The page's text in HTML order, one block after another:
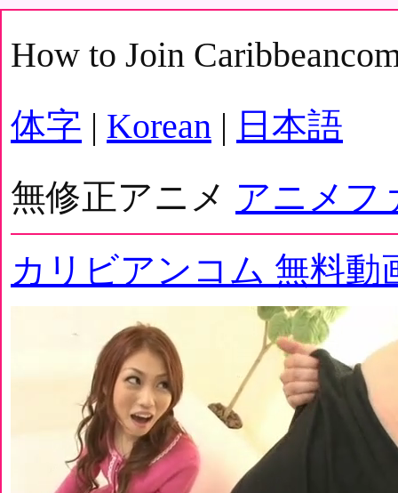
How to Join
体字 | Korean | 日本語
無修正アニメ アニメフ
カリビアンコム 無料動